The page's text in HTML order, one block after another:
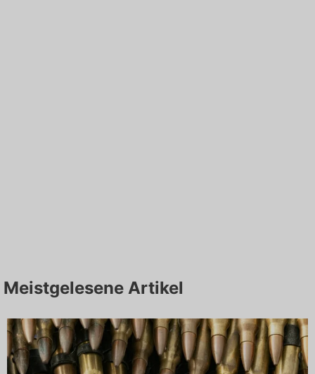
Meistgelesene Artikel